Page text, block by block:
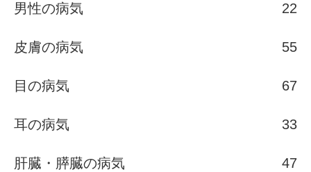
男性の病気 22
皮膚の病気 55
目の病気 67
耳の病気 33
肝臓・膵臓の病気 47